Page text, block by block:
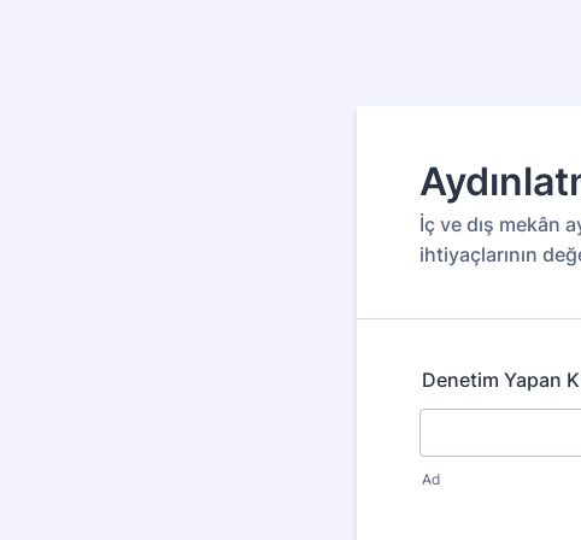
İç ve dış mekân
ihtiyaçlarının
Denetim Yapan
Ad